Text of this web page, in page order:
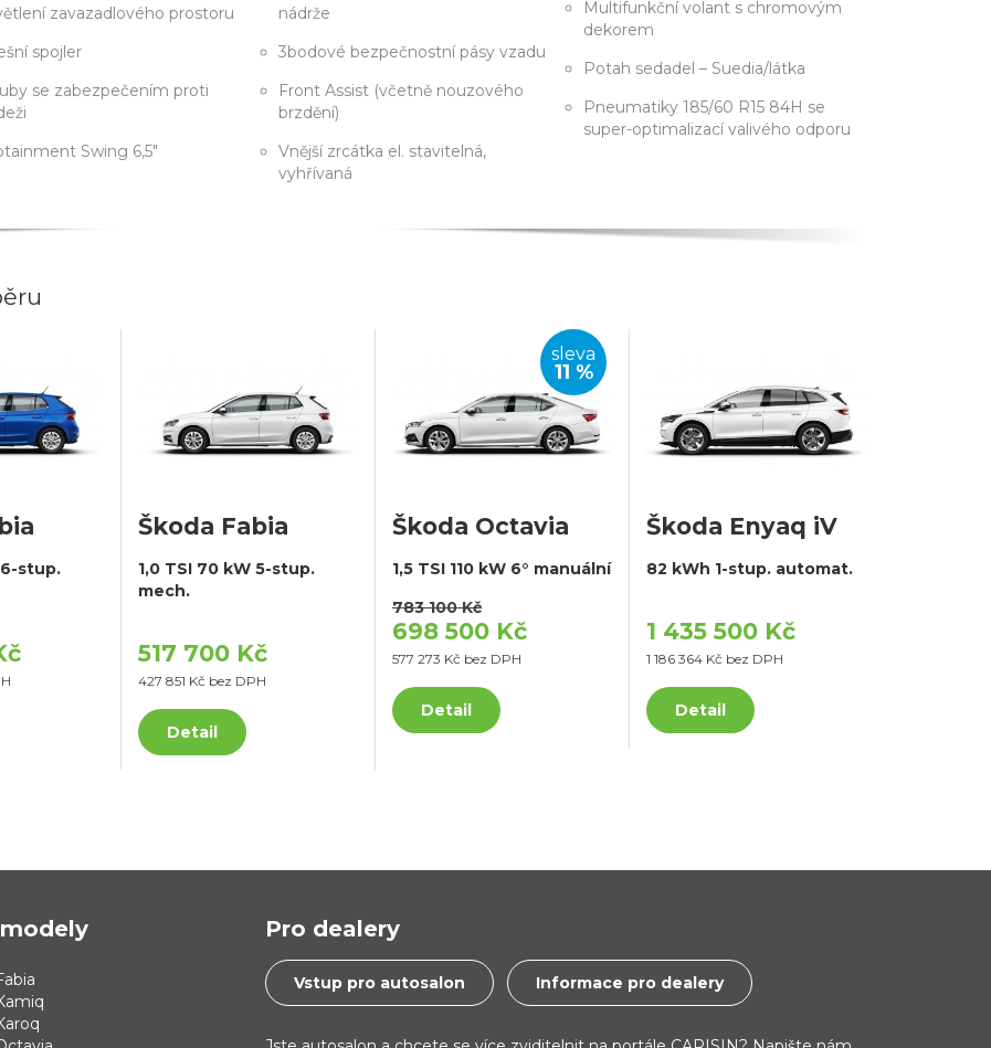
zavazadlového prostoru
spojler
se zabezpečením proti
Swing 6,5"
nádrže
3bodové bezpečnostní pásy vzadu
Front Assist (včetně nouzového
brzdění)
Vnější zrcátka el. stavitelná,
vyhřívaná
Multifunkční volant s chromovým
dekorem
Potah sedadel – Suedia/látka
Pneumatiky 185/60 R15 84H se
super-optimalizací valivého odporu
6-stup.
Škoda Fabia
1,0 TSI 70 kW 5-stup.
mech.
517 700 Kč
427 851 Kč bez DPH
Detail
sleva
11 %
Škoda Octavia
1,5 TSI 110 kW 6° manuální
783 100 Kč
698 500 Kč
577 273 Kč bez DPH
Detail
Škoda Enyaq iV
82 kWh 1-stup. automat.
1 435 500 Kč
1 186 364 Kč bez DPH
Detail
Pro dealery
Vstup pro autosalon Informace pro dealery